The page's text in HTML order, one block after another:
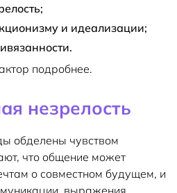
и идеализации;
подробнее.
незрелость
обделены чувством
что общение может
о совместном будущем, и
выражения